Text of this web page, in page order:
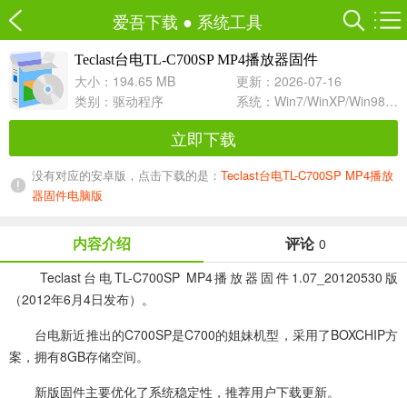
爱吾下载 ● 系统工具
Teclast台电TL-C700SP MP4播放器固件
1.07_20120530
大小：194.65 MB
更新：2026-07-16
类别： 驱动程序 系统：Win7/WinXP/Win98/Win8/Win10兼容软件
立即下载
没有对应的安卓版，点击下载的是： Teclast台电TL-C700SP MP4播放
器固件电脑版
内容介绍 评论 0
Teclast台电TL-C700SP MP4播放器固件1.07_20120530版
（2012年6月4日发布）。
台电新近推出的C700SP是C700的姐妹机型，采用了BOXCHIP方
案，拥有8GB存储空间。
新版固件主要优化了系统稳定性，推荐用户下载更新。